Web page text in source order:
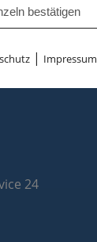
24
bestätigen
| Impressum